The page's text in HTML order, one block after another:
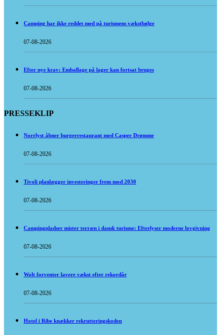
Camping har ikke reddet med på turismens vækstbølge
07-08-2026
Efter nye krav: Emballage på lager kan fortsat bruges
07-08-2026
PRESSEKLIP
Norrlyst åbner burgerrestaurant med Casper Drømme
07-08-2026
Tivoli planlægger investeringer frem mod 2030
07-08-2026
Campingpladser mister terræn i dansk turisme: Efterlyser moderne lovgivning
07-08-2026
Wolt forventer lavere vækst efter rekordår
07-08-2026
Hotel i Ribe knækker rekrutteringskoden